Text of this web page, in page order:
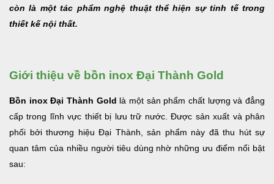
còn là một tác phẩm nghệ thuật thể hiện sự tinh tế trong
thiết kế nội thất.
Giới thiệu về bồn inox Đại Thành Gold
Bồn inox Đại Thành Gold là một sản phẩm chất lượng và đẳng
cấp trong lĩnh vực thiết bị lưu trữ nước. Được sản xuất và phân
phối bởi thương hiệu Đại Thành, sản phẩm này đã thu hút sự
quan tâm của nhiều người tiêu dùng nhờ những ưu điểm nổi bật
sau: